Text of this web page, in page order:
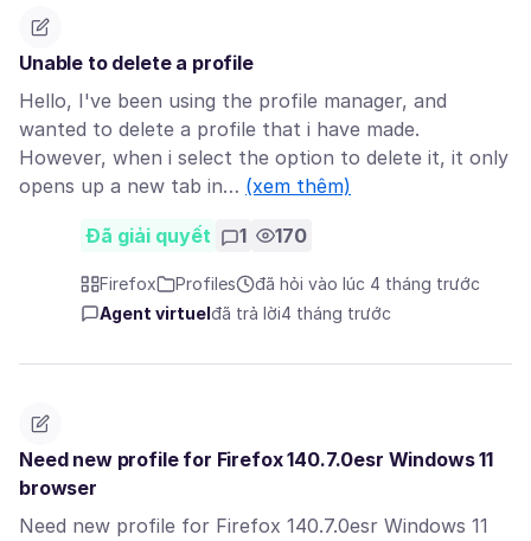
Unable to delete a profile
Hello, I've been using the profile manager, and
wanted to delete a profile that i have made.
However, when i select the option to delete it, it only
opens up a new tab in… (xem thêm)
Đã giải quyết 1 170
Firefox Profiles
đã hỏi vào lúc 4 tháng trước
Agent virtuel đã trả lời4 tháng trước
Need new profile for Firefox 140.7.0esr Windows 11
browser
Need new profile for Firefox 140.7.0esr Windows 11